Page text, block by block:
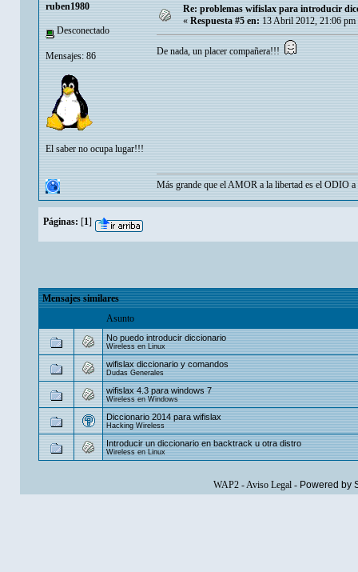
ruben1980
Desconectado
Mensajes: 86
El saber no ocupa lugar!!!
Re: problemas wifislax para introducir
« Respuesta #5 en: 13 Abril 2012, 21:06 pm
De nada, un placer compañera!!!
Más grande que el AMOR a la libertad es el ODIO a
Páginas: [1]
Mensajes similares
Asunto
No puedo introducir diccionario
Wireless en Linux
wifislax diccionario y comandos
Dudas Generales
wifislax 4.3 para windows 7
Wireless en Windows
Diccionario 2014 para wifislax
Hacking Wireless
Introducir un diccionario en backtrack u otra distro
Wireless en Linux
WAP2-Aviso Legal- Powered by